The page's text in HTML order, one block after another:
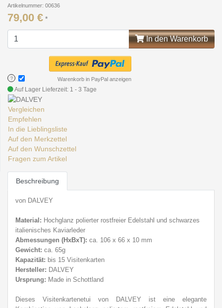
Artikelnummer: 00636
79,00 € *
In den Warenkorb
? Warenkorb in PayPal anzeigen
Auf Lager Lieferzeit: 1 - 3 Tage
Vergleichen
Empfehlen
In die Lieblingsliste
Auf den Merkzettel
Auf den Wunschzettel
Fragen zum Artikel
Beschreibung
von DALVEY
Material: Hochglanz polierter rostfreier Edelstahl und schwarzes
italienisches Kaviarleder
Abmessungen (HxBxT): ca. 106 x 66 x 10 mm
Gewicht: ca. 65g
Kapazität: bis 15 Visitenkarten
Hersteller: DALVEY
Ursprung: Made in Schottland
Dieses Visitenkartenetui von DALVEY ist eine elegante